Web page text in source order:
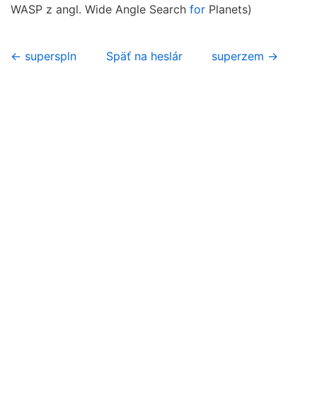
WASP z angl. Wide Angle Search for Planets)
← superspln Späť na heslár superzem →